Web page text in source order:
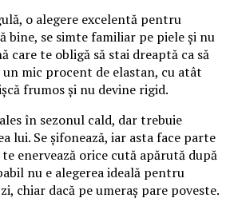
o alegere excelentă pentru
bine, se simte familiar pe piele și nu
care te obligă să stai dreaptă ca să
un mic procent de elastan, cu atât
frumos și nu devine rigid.
în sezonul cald, dar trebuie
lui. Se șifonează, iar asta face parte
enervează orice cută apărută după
nu e alegerea ideală pentru
chiar dacă pe umeraș pare poveste.